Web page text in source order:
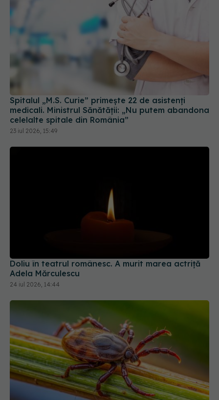
Spitalul „M.S. Curie” primește 22 de asistenți
medicali. Ministrul Sănătății: „Nu putem abandona
celelalte spitale din România”
23 iul 2026, 15:49
Doliu în teatrul românesc. A murit marea actriță
Adela Mărculescu
24 iul 2026, 14:44